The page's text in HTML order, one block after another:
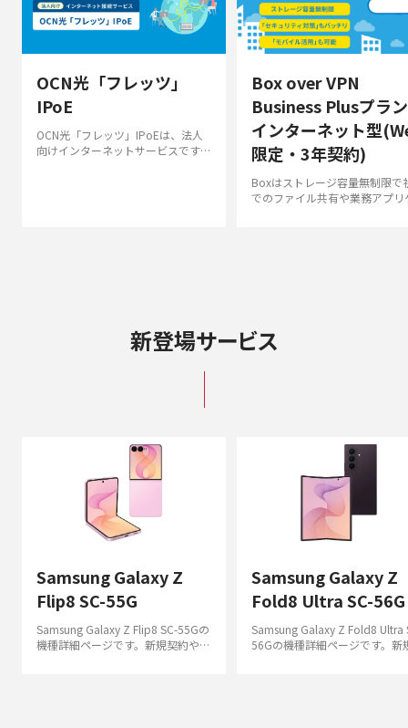
OCN光「フレッツ」
IPoE
OCN光「フレッツ」IPoEは、法人
向けインターネットサービスです。
Box over VPN
Business Plusプラン
インターネット型
限定・3年契約)
Boxはストレージ容量無制限で
でのファイル共有や業務アプリ
新登場サービス
Samsung Galaxy Z
Flip8 SC-55G
Samsung Galaxy Z Flip8 SC-55Gの
機種詳細ページです。新規契約や機
Samsung Galaxy Z
Fold8 Ultra SC-56G
Samsung Galaxy Z Fold8 Ultra
56Gの機種詳細ページです。新